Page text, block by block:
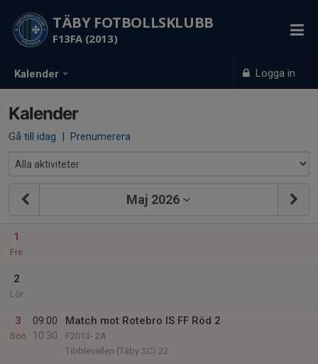
Kalender Logga in
TÄBY FOTBOLLSKLUBB
F13FA (2013)
Kalender
Gå till idag | Prenumerera
Maj 2026
1
Fre
2
Lör
3
Sön
09:00
10:30
Match mot Rotebro IS FF Röd 2
F2013- 2A
Tibblevallen (Täby SC) 22